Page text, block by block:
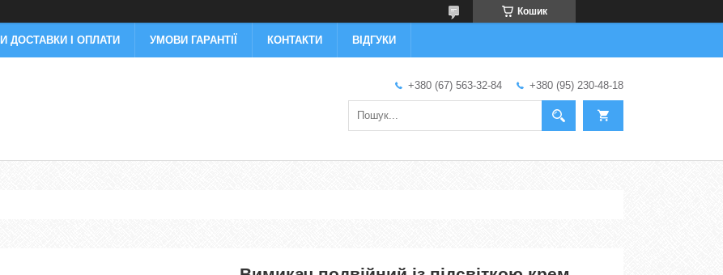
Кошик
ДОСТАВКИ І ОПЛАТИ УМОВИ ГАРАНТІЇ КОНТАКТИ ВІДГУКИ
+380 (67) 563-32-84 +380 (95) 230-48-18